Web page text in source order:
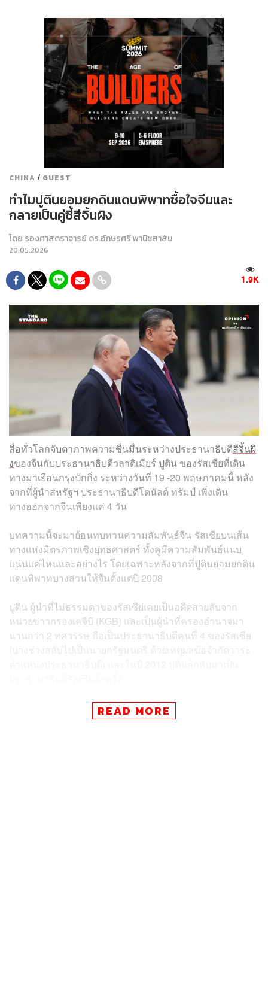
CHINA / GUEST
ทำไมปูตินยอมยกดินแดนพิพาทซื้อใจจีนและ
กลายเป็นคู่ซี้สีจิ้นผิง
โดย รองศาสตราจารย์ ดร.อักษรศรี พานิชสาส์น
20.05.2026
1.9K
สื่อทั่วโลกจับตาภาพความชื่นมื่นระหว่างประธานาธิบดีสีจิ้นผิ
งของจีนกับประธานาธิบดีวลาดิเมียร์ ปูติน ของรัสเซียที่เดิน
ทางมาเยือนกรุงปักกิ่ง ระหว่างวันที่ 19 -20 พฤษภาคมนี้ หลัง
จากที่ผู้นำสหรัฐฯ ประธานาธิบดีโดนัลด์ ทรัมป์ เพิ่งเดิน
ทางออกจากจีนเพียงแค่ 4 วัน
บทความนี้จะมาย้อนทบทวนความสัมพันธ์จีน-รัสเซียบนเส้น
ทางแห่งมิตรภาพเชิงยุทธศาสตร์ ทั้งคู่มีความสัมพันธ์แนบ
แน่นแค่ไหนและอย่างไร โดยเฉพาะหลังจากที่ปูตินยอมยกดิน
แดนพิพาทบางส่วนให้จีนตั้งแต่ปี 2008
ปูติน ผู้นำที่ไม่ธรรมดาของรัสเซียเคยเป็นอดีตสายลับจาก
หน่วยข่าวกรองเคจีบี (KGB) และเป็นผู้นำที่ครองอำนาจมา
นานกว่า 2 ทศวรรษ ถือเป็นประธานาธิบดีคนที่ 4 ของรัสเซีย
(บางช่วงสลับไปเป็นนายกรัฐมนตรี ด้วยเหตุผลข้อจำกัดวาระ
ส่วนทางฝ่ายจีน สีจิ้นผิงขึ้นดำรงตำแหน่งประธานาธิบดีจีน
ครั้งแรก วันที่ 14 มีนาคม 2013 และอีกไม่กี่วันจากนั้น ช่วง
READ MORE